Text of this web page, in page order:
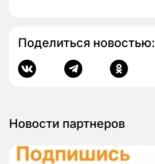
Поделиться новостью:
Новости партнеров